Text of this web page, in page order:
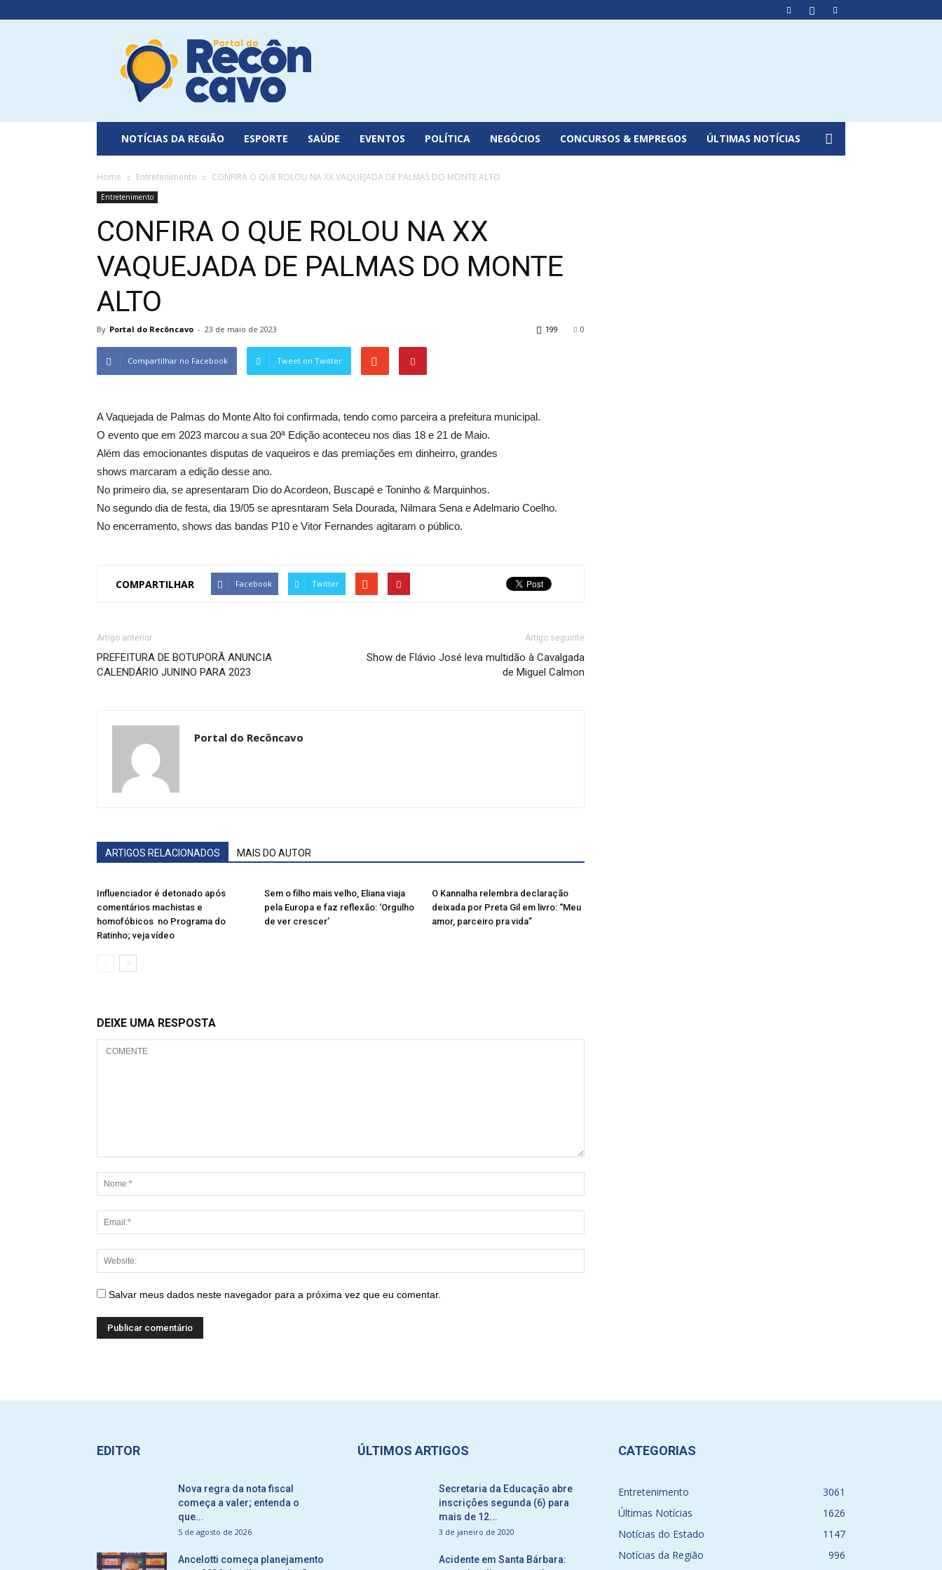
Portal
do
Recôncavo
NOTÍCIAS DA REGIÃO ESPORTE SAÚDE EVENTOS POLÍTICA NEGÓCIOS CONCURSOS & EMPREGOS ÚLTIMAS NOTÍCIAS
Home Entretenimento CONFIRA O QUE ROLOU NA XX VAQUEJADA DE PALMAS DO MONTE ALTO
Entretenimento
CONFIRA O QUE ROLOU NA XX
VAQUEJADA DE PALMAS DO MONTE
ALTO
By Portal do Recôncavo - 23 de maio de 2023 0
199
Compartilhar no Facebook Tweet on Twitter
A Vaquejada de Palmas do Monte Alto foi confirmada, tendo como parceira a prefeitura municipal.
O evento que em 2023 marcou a sua 20ª Edição aconteceu nos dias 18 e 21 de Maio.
Além das emocionantes disputas de vaqueiros e das premiações em dinheirro, grandes
shows marcaram a edição desse ano.
No primeiro dia, se apresentaram Dio do Acordeon, Buscapé e Toninho & Marquinhos.
No segundo dia de festa, dia 19/05 se apresntaram Sela Dourada, Nilmara Sena e Adelmario Coelho.
No encerramento, shows das bandas P10 e Vitor Fernandes agitaram o público.
COMPARTILHAR Facebook Twitter
Artigo anterior
PREFEITURA DE BOTUPORÃ ANUNCIA
CALENDÁRIO JUNINO PARA 2023
Artigo seguinte
Show de Flávio José leva multidão à Cavalgada
de Miguel Calmon
Portal do Recôncavo
ARTIGOS RELACIONADOS MAIS DO AUTOR
Influenciador é detonado após
comentários machistas e
homofóbicos no Programa do
Ratinho; veja vídeo
Sem o filho mais velho, Eliana viaja
pela Europa e faz reflexão: ‘Orgulho
de ver crescer’
O Kannalha relembra declaração
deixada por Preta Gil em livro: “Meu
amor, parceiro pra vida”
DEIXE UMA RESPOSTA
Salvar meus dados neste navegador para a próxima vez que eu comentar.
EDITOR
Nova regra da nota fiscal
começa a valer; entenda o
que...
5 de agosto de 2026
Ancelotti começa planejamento
ÚLTIMOS ARTIGOS
Secretaria da Educação abre
inscrições segunda (6) para
mais de 12...
3 de janeiro de 2020
Acidente em Santa Bárbara:
CATEGORIAS
Entretenimento
3061
Últimas Notícias
1626
Notícias do Estado
1147
Notícias da Região
996